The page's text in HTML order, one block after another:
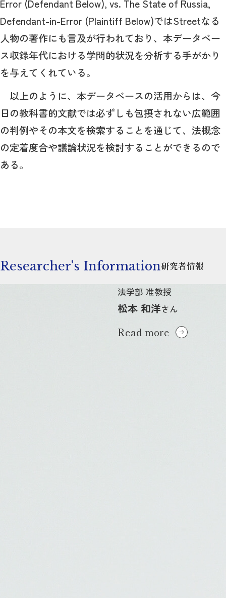
Error (Defendant Below), vs. The State of Russia,
Defendant-in-Error (Plaintiff Below)ではStreetなる
人物の著作にも言及が行われており、本データベー
ス収録年代における学問的状況を分析する手がかり
を与えてくれている。
以上のように、本データベースの活用からは、今
日の教科書的文献では必ずしも包摂されない広範囲
の判例やその本文を検索することを通じて、法概念
の定着度合や議論状況を検討することができるので
ある。
Researcher's Information研究者情報
法学部 准教授
松本 和洋さん
Read more